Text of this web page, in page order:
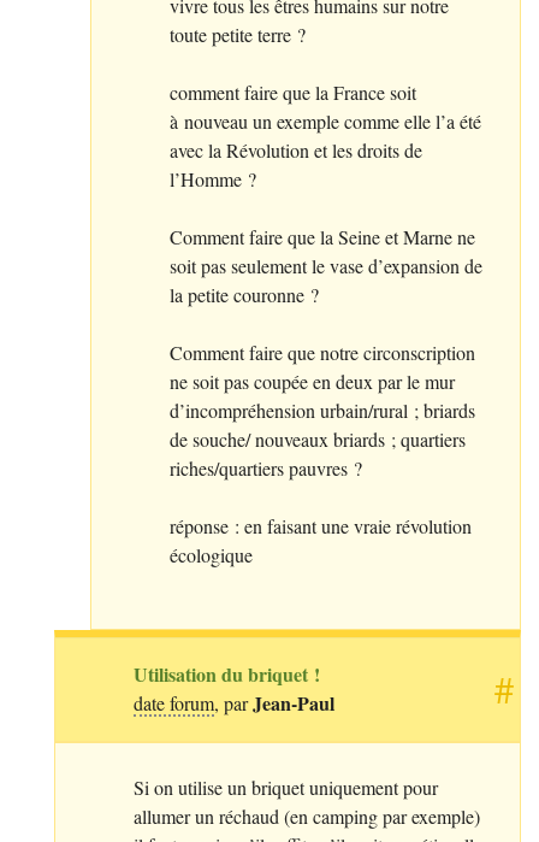
vivre tous les êtres humains sur notre
toute petite terre ?
comment faire que la France soit
à nouveau un exemple comme elle l’a été
avec la Révolution et les droits de
l’Homme ?
Comment faire que la Seine et Marne ne
soit pas seulement le vase d’expansion de
la petite couronne ?
Comment faire que notre circonscription
ne soit pas coupée en deux par le mur
d’incompréhension urbain/rural ; briards
de souche/ nouveaux briards ; quartiers
riches/quartiers pauvres ?
réponse : en faisant une vraie révolution
écologique
#
Utilisation du briquet !
date forum, parJean-Paul
Si on utilise un briquet uniquement pour
allumer un réchaud (en camping par exemple)